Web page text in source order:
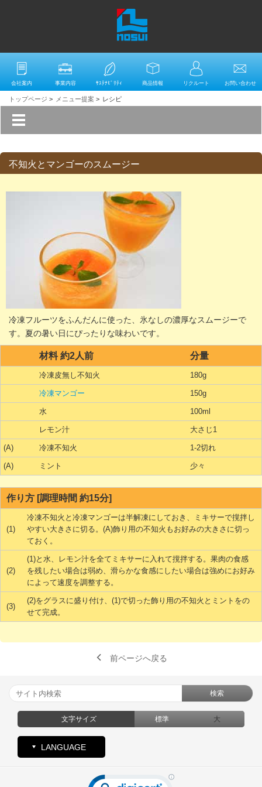
会社案内 事業内容 ｻｽﾃﾅﾋﾞﾘﾃｨ 商品情報 リクルート お問い合わせ
トップページ > メニュー提案 > レシピ
不知火とマンゴーのスムージー
冷凍フルーツをふんだんに使った、氷なしの濃厚なスムージーで
す。夏の暑い日にぴったりな味わいです。
材料 約2人前 分量
冷凍皮無し不知火 180g
冷凍マンゴー 150g
水 100ml
レモン汁 大さじ1
(A) 冷凍不知火 1-2切れ
(A) ミント 少々
作り方 [調理時間 約15分]
(1)
冷凍不知火と冷凍マンゴーは半解凍にしておき、ミキサーで撹拌し
やすい大きさに切る。(A)飾り用の不知火もお好みの大きさに切っ
ておく。
(2)
(1)と水、レモン汁を全てミキサーに入れて撹拌する。果肉の食感
を残したい場合は弱め、滑らかな食感にしたい場合は強めにお好み
によって速度を調整する。
(3)
(2)をグラスに盛り付け、(1)で切った飾り用の不知火とミントをの
せて完成。
前ページへ戻る
検索
文字サイズ 大
標準
LANGUAGE